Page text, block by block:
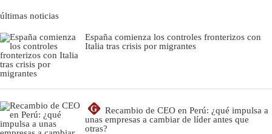
últimas noticias
España comienza los controles fronterizos con
Italia tras crisis por migrantes
G
Recambio de CEO en Perú: ¿qué impulsa a
unas empresas a cambiar de líder antes que
otras?